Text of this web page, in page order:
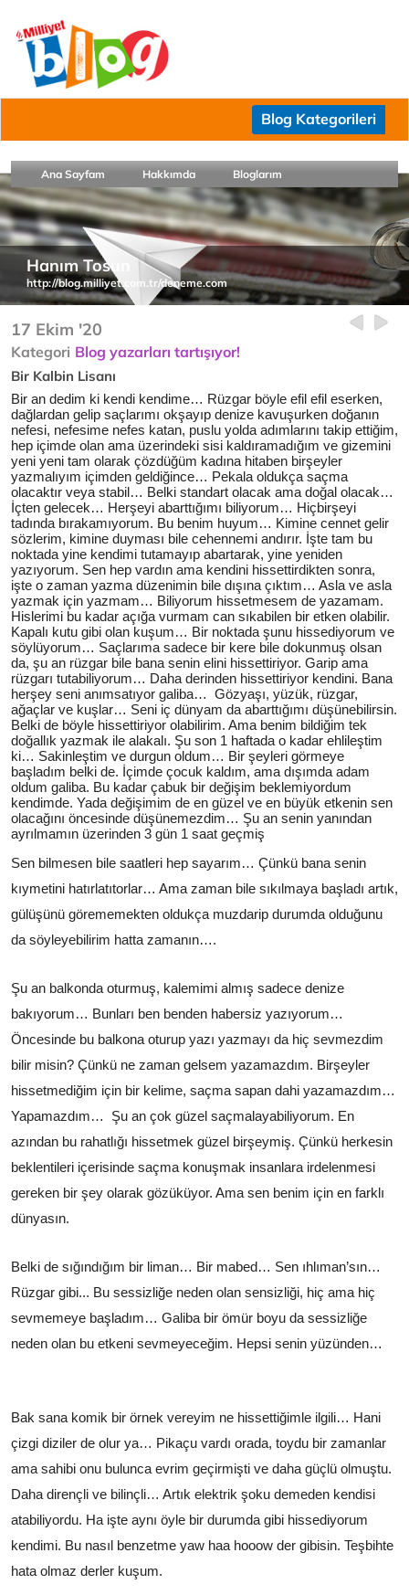
Blog Kategorileri
Ana Sayfam Hakkımda Bloglarım
Hanım Tosun
http://blog.milliyet.com.tr/deneme.com
17 Ekim '20
Kategori Blog yazarları tartışıyor!
Bir Kalbin Lisanı
Bir an dedim ki kendi kendime… Rüzgar böyle efil efil eserken,
dağlardan gelip saçlarımı okşayıp denize kavuşurken doğanın
nefesi, nefesime nefes katan, puslu yolda adımlarını takip ettiğim,
hep içimde olan ama üzerindeki sisi kaldıramadığım ve gizemini
yeni yeni tam olarak çözdüğüm kadına hitaben birşeyler
yazmalıyım içimden geldiğince… Pekala oldukça saçma
olacaktır veya stabil… Belki standart olacak ama doğal olacak…
İçten gelecek… Herşeyi abarttığımı biliyorum… Hiçbirşeyi
tadında bırakamıyorum. Bu benim huyum… Kimine cennet gelir
sözlerim, kimine duyması bile cehennemi andırır. İşte tam bu
noktada yine kendimi tutamayıp abartarak, yine yeniden
yazıyorum. Sen hep vardın ama kendini hissettirdikten sonra,
işte o zaman yazma düzenimin bile dışına çıktım… Asla ve asla
yazmak için yazmam… Biliyorum hissetmesem de yazamam.
Hislerimi bu kadar açığa vurmam can sıkabilen bir etken olabilir.
Kapalı kutu gibi olan kuşum… Bir noktada şunu hissediyorum ve
söylüyorum… Saçlarıma sadece bir kere bile dokunmuş olsan
da, şu an rüzgar bile bana senin elini hissettiriyor. Garip ama
rüzgarı tutabiliyorum… Daha derinden hissettiriyor kendini. Bana
herşey seni anımsatıyor galiba… Gözyaşı, yüzük, rüzgar,
ağaçlar ve kuşlar… Seni iç dünyam da abarttığımı düşünebilirsin.
Belki de böyle hissettiriyor olabilirim. Ama benim bildiğim tek
doğallık yazmak ile alakalı. Şu son 1 haftada o kadar ehlileştim
ki… Sakinleştim ve durgun oldum… Bir şeyleri görmeye
başladım belki de. İçimde çocuk kaldım, ama dışımda adam
oldum galiba. Bu kadar çabuk bir değişim beklemiyordum
kendimde. Yada değişimim de en güzel ve en büyük etkenin sen
olacağını öncesinde düşünemezdim… Şu an senin yanından
ayrılmamın üzerinden 3 gün 1 saat geçmiş
Sen bilmesen bile saatleri hep sayarım… Çünkü bana senin
kıymetini hatırlatıtorlar… Ama zaman bile sıkılmaya başladı artık,
gülüşünü görememekten oldukça muzdarip durumda olduğunu
da söyleyebilirim hatta zamanın….
Şu an balkonda oturmuş, kalemimi almış sadece denize
bakıyorum… Bunları ben benden habersiz yazıyorum…
Öncesinde bu balkona oturup yazı yazmayı da hiç sevmezdim
bilir misin? Çünkü ne zaman gelsem yazamazdım. Birşeyler
hissetmediğim için bir kelime, saçma sapan dahi yazamazdım…
Yapamazdım… Şu an çok güzel saçmalayabiliyorum. En
azından bu rahatlığı hissetmek güzel birşeymiş. Çünkü herkesin
beklentileri içerisinde saçma konuşmak insanlara irdelenmesi
gereken bir şey olarak gözüküyor. Ama sen benim için en farklı
dünyasın.
Belki de sığındığım bir liman… Bir mabed… Sen ıhlıman’sın…
Rüzgar gibi... Bu sessizliğe neden olan sensizliği, hiç ama hiç
sevmemeye başladım… Galiba bir ömür boyu da sessizliğe
neden olan bu etkeni sevmeyeceğim. Hepsi senin yüzünden…
Bak sana komik bir örnek vereyim ne hissettiğimle ilgili… Hani
çizgi diziler de olur ya… Pikaçu vardı orada, toydu bir zamanlar
ama sahibi onu bulunca evrim geçirmişti ve daha güçlü olmuştu.
Daha dirençli ve bilinçli… Artık elektrik şoku demeden kendisi
atabiliyordu. Ha işte aynı öyle bir durumda gibi hissediyorum
kendimi. Bu nasıl benzetme yaw haa hooow der gibisin. Teşbihte
hata olmaz derler kuşum.